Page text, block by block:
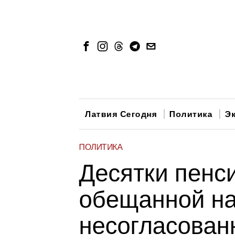
Латвия Сегодня Политика
ПОЛИТИКА
Десятки
обещанной